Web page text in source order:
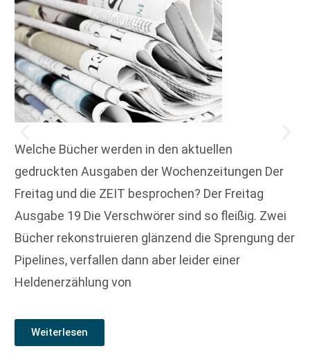
Welche Bücher werden in den aktuellen
gedruckten Ausgaben der Wochenzeitungen Der
Freitag und die ZEIT besprochen? Der Freitag
Ausgabe 19 Die Verschwörer sind so fleißig. Zwei
Bücher rekonstruieren glänzend die Sprengung der
Pipelines, verfallen dann aber leider einer
Heldenerzählung von
Weiterlesen